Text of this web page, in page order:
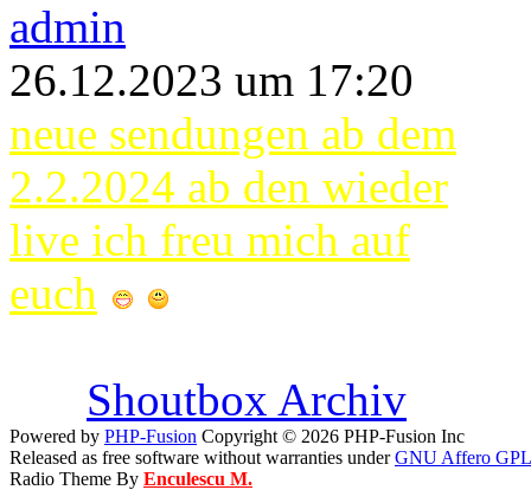
admin
26.12.2023 um 17:20
neue sendungen ab dem
2.2.2024 ab den wieder
live ich freu mich auf
euch
Shoutbox Archiv
Powered by PHP-Fusion Copyright © 2026 PHP-Fusion Inc
Released as free software without warranties underGNU Affero GPL
Radio Theme By Enculescu M.